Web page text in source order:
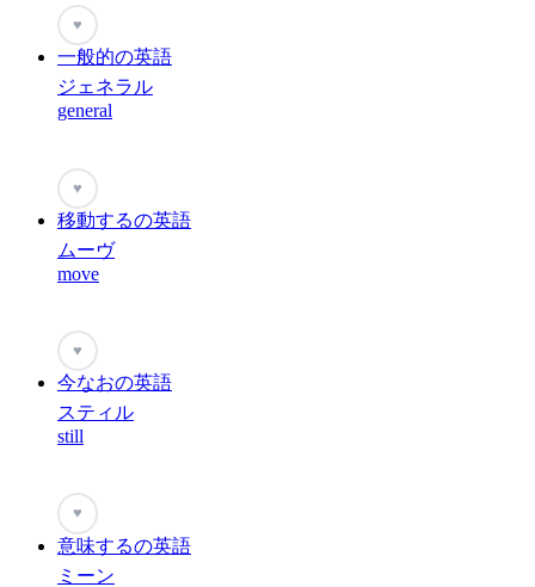
♥
一般的の英語
ジェネラル
general
♥
移動するの英語
ムーヴ
move
♥
今なおの英語
スティル
still
♥
意味するの英語
ミーン